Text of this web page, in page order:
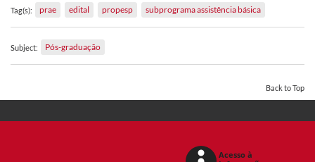
Tag(s): prae edital propesp subprograma assistência básica
Subject: Pós-graduação
Back to Top